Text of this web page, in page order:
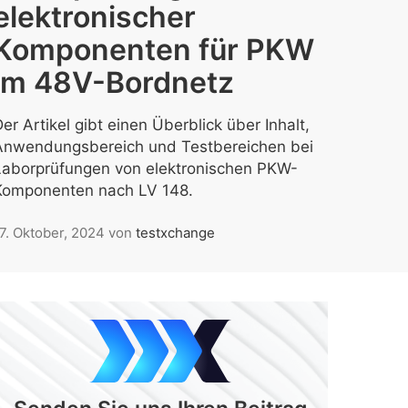
für PKW
48V-Bordnetz
Artikel gibt einen Überblick über Inhalt,
und Testbereichen bei
von elektronischen PKW-
nach LV 148.
Oktober, 2024 von testxchange